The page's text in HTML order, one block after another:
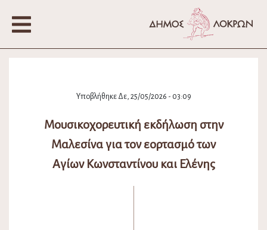
Υποβλήθηκε Δε, 25/05/2026 - 03:09
Μουσικοχορευτική εκδήλωση στην
Μαλεσίνα για τον εορτασμό των
Αγίων Κωνσταντίνου και Ελένης